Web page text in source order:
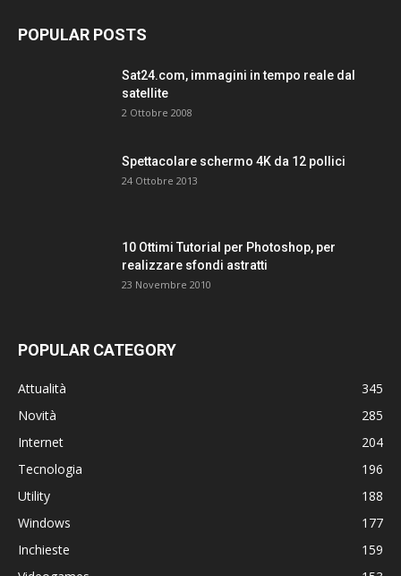
POPULAR POSTS
Sat24.com, immagini in tempo reale dal
satellite
2 Ottobre 2008
Spettacolare schermo 4K da 12 pollici
24 Ottobre 2013
10 Ottimi Tutorial per Photoshop, per
realizzare sfondi astratti
23 Novembre 2010
POPULAR CATEGORY
Attualità
345
Novità
285
Internet
204
Tecnologia
196
Utility
188
Windows
177
Inchieste
159